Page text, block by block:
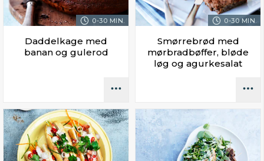
0-30 MIN.
Daddelkage med
banan og gulerod
0-30 MIN.
Smørrebrød med
mørbradbøffer, bløde
løg og agurkesalat